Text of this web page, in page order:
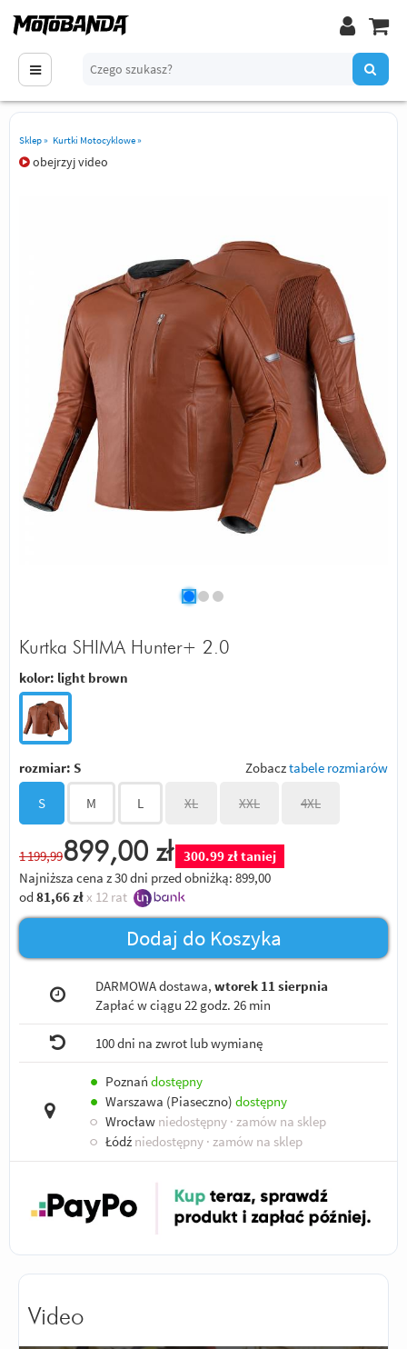
Sklep» Kurtki Motocyklowe»
obejrzyj video
Kurtka SHIMA Hunter+ 2.0
kolor: light brown
rozmiar: S Zobacztabele rozmiarów
S M L XL XXL 4XL
1 199,99899,00 zł
300.99 zł taniej
Najniższa cena z 30 dni przed obniżką: 899,00
od 81,66 zł x 12 rat
Dodaj do Koszyka
DARMOWA dostawa,wtorek 11 sierpnia
Zapłać w ciągu22 godz. 26 min
100 dni na zwrot lub wymianę
● Poznań dostępny
● Warszawa (Piaseczno) dostępny
○ Wrocław niedostępny · zamów na sklep
○ Łódź niedostępny · zamów na sklep
Video